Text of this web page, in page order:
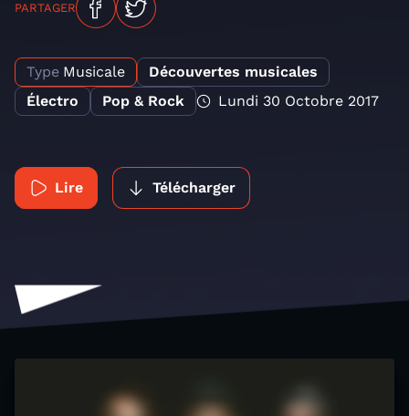
PARTAGER
Type Musicale
Découvertes musicales
Électro
Pop & Rock Lundi 30 Octobre 2017
Lire Télécharger